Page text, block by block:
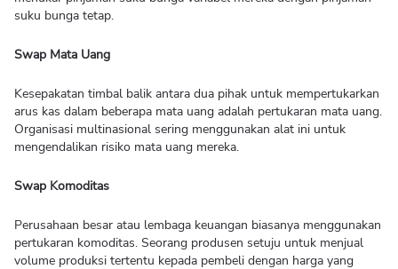
suku bunga tetap.
Swap Mata Uang
Kesepakatan timbal balik antara dua pihak untuk mempertukarkan
arus kas dalam beberapa mata uang adalah pertukaran mata uang.
Organisasi multinasional sering menggunakan alat ini untuk
mengendalikan risiko mata uang mereka.
Swap Komoditas
Perusahaan besar atau lembaga keuangan biasanya menggunakan
pertukaran komoditas. Seorang produsen setuju untuk menjual
volume produksi tertentu kepada pembeli dengan harga yang